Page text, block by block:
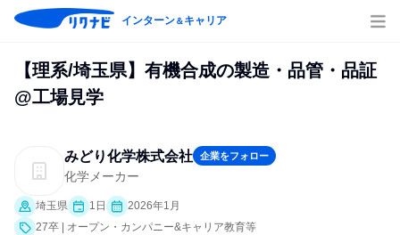
インターン＆キャリア
【理系/埼玉県】有機合成の製造・品管・品証
@工場見学
みどり化学株式会社 企業をフォロー
化学メーカー
埼玉県 1日
2026年1月
27卒 | オープン・カンパニー&キャリア教育等